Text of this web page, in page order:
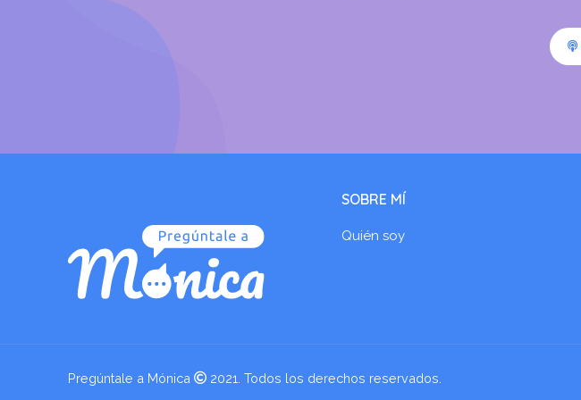
SOBRE MÍ
Quién soy
Pregúntale a Mónica 2021. Todos los derechos reservados.